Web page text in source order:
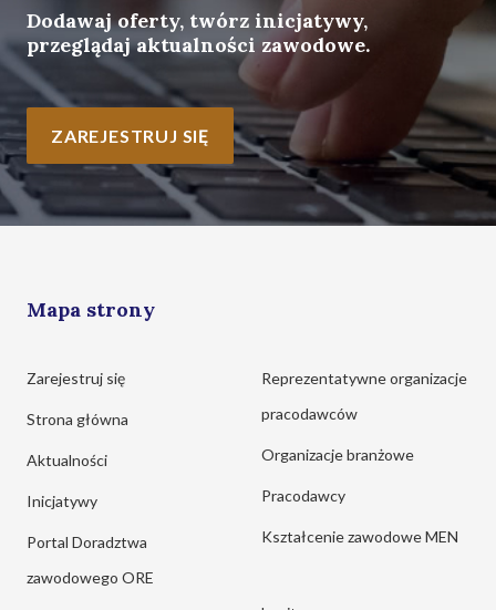
Dodawaj oferty, twórz inicjatywy,
przeglądaj aktualności zawodowe.
ZAREJESTRUJ SIĘ
Mapa strony
Zarejestruj się
Strona główna
Aktualności
Inicjatywy
Portal Doradztwa
zawodowego ORE
Reprezentatywne organizacje
pracodawców
Organizacje branżowe
Pracodawcy
Kształcenie zawodowe MEN